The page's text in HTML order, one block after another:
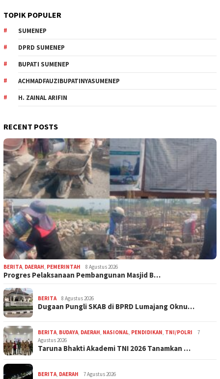
TOPIK POPULER
SUMENEP
DPRD SUMENEP
BUPATI SUMENEP
ACHMADFAUZIBUPATINYASUMENEP
H. ZAINAL ARIFIN
RECENT POSTS
BERITA, DAERAH, PEMERINTAH 8 Agustus 2026
Progres Pelaksanaan Pembangunan Masjid B…
BERITA 8 Agustus 2026
Dugaan Pungli SKAB di BPRD Lumajang Oknu…
BERITA, BUDAYA, DAERAH, NASIONAL, PENDIDIKAN, TNI/POLRI
7
Agustus 2026
Taruna Bhakti Akademi TNI 2026 Tanamkan …
BERITA, DAERAH 7 Agustus 2026